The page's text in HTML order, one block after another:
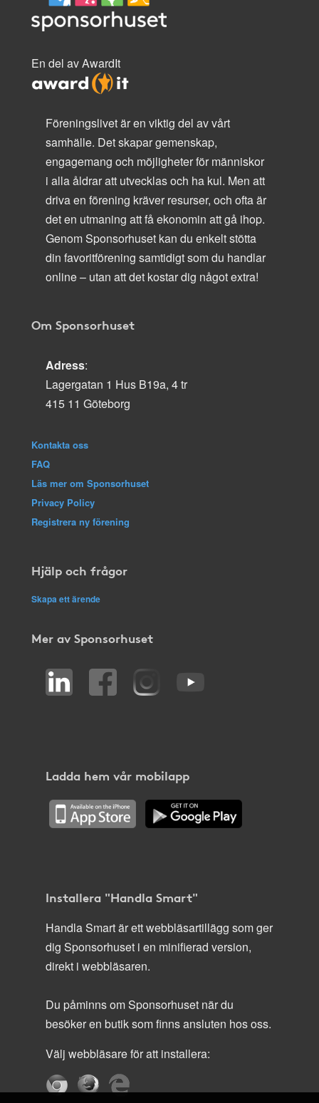
En del av AwardIt
Föreningslivet är en viktig del av vårt
samhälle. Det skapar gemenskap,
engagemang och möjligheter för människor
i alla åldrar att utvecklas och ha kul. Men att
driva en förening kräver resurser, och ofta är
det en utmaning att få ekonomin att gå ihop.
Genom Sponsorhuset kan du enkelt stötta
din favoritförening samtidigt som du handlar
online – utan att det kostar dig något extra!
Om Sponsorhuset
Adress:
Lagergatan 1 Hus B19a, 4 tr
415 11 Göteborg
Kontakta oss
FAQ
Läs mer om Sponsorhuset
Privacy Policy
Registrera ny förening
Hjälp och frågor
Skapa ett ärende
Mer av Sponsorhuset
Ladda hem vår mobilapp
Installera "Handla Smart"
Handla Smart är ett webbläsartillägg som ger
dig Sponsorhuset i en minifierad version,
direkt i webbläsaren.
Du påminns om Sponsorhuset när du
besöker en butik som finns ansluten hos oss.
Välj webbläsare för att installera: